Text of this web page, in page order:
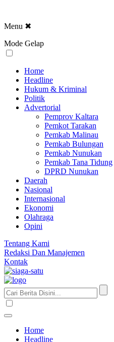
Menu ✖
Mode Gelap
Home
Headline
Hukum & Kriminal
Politik
Advertorial
Pemprov Kaltara
Pemkot Tarakan
Pemkab Malinau
Pemkab Bulungan
Pemkab Nunukan
Pemkab Tana Tidung
DPRD Nunukan
Daerah
Nasional
Internasional
Ekonomi
Olahraga
Opini
Tentang Kami
Redaksi Dan Manajemen
Kontak
Home
Headline